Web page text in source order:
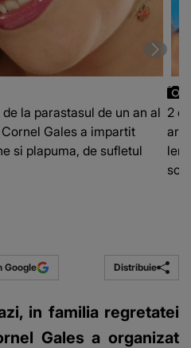
la parastasul de un an al
Gales a impartit
si plapuma, de sufletul
2
Google Distribuie
in familia regretatei
Gales a organizat